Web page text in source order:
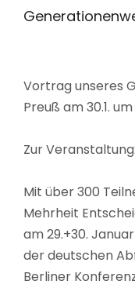
Vortrag unseres
Preuß am 30.1.
Zur Veranstaltung:
Mit über 300
Mehrheit
am 29.+30.
der deutschen
Berliner